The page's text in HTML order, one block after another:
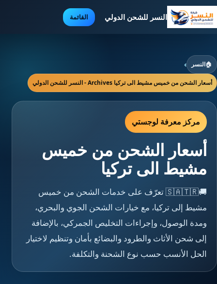
النسر للشحن الدولي القائمة
🏠النسر ›
أسعار الشحن من خميس مشيط الى تركيا Archives - النسر للشحن الدولي
مركز معرفة لوجستي
أسعار الشحن من خميس
مشيط الى تركيا
🚚🇸🇦🇹🇷 تعرّف على خدمات الشحن من خميس
مشيط إلى تركيا، مع خيارات الشحن الجوي والبحري،
ومدة الوصول، وإجراءات التخليص الجمركي، بالإضافة
إلى شحن الأثاث والطرود والبضائع بأمان وتنظيم لاختيار
الحل الأنسب حسب نوع الشحنة والتكلفة.